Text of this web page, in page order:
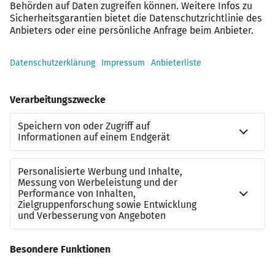
Persönliche Betreuung und Coaching
100% kostenlos für Bewerber
Für einen ersten vertraulichen Kontakt steht Ihnen
(Tel+49 (0) 721 16158-41
gerne zur Verfügung. Wir freuen uns auf Ihre Bewerbung
per Online-Formular oder unter Angabe der
Referenznummer 12-241430 per E-Mail an:
office.karlsruhe@amadeus-fire.de.
Niederlassung Karlsruhe